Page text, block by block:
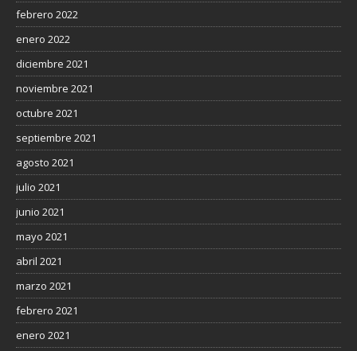
febrero 2022
enero 2022
diciembre 2021
noviembre 2021
octubre 2021
septiembre 2021
agosto 2021
julio 2021
junio 2021
mayo 2021
abril 2021
marzo 2021
febrero 2021
enero 2021